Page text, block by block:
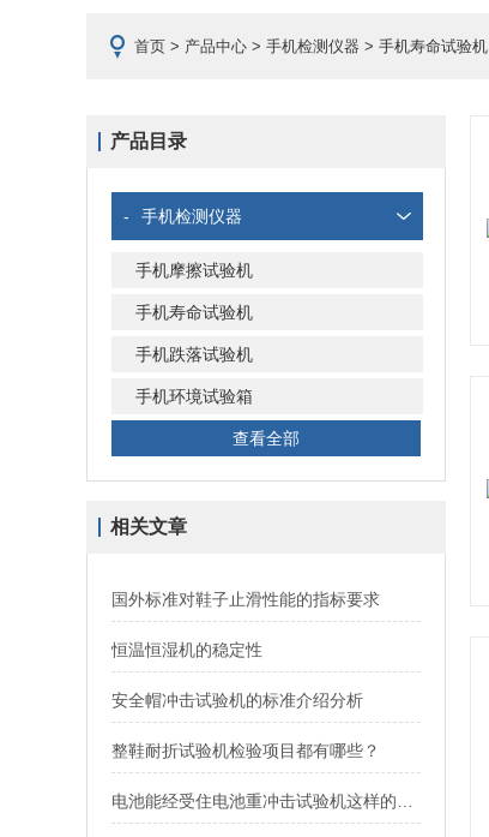
首页 > 产品中心 > 手机检测仪器 > 手机寿命试验机
产品目录
- 手机检测仪器
手机摩擦试验机
手机寿命试验机
手机跌落试验机
手机环境试验箱
查看全部
相关文章
国外标准对鞋子止滑性能的指标要求
恒温恒湿机的稳定性
安全帽冲击试验机的标准介绍分析
整鞋耐折试验机检验项目都有哪些？